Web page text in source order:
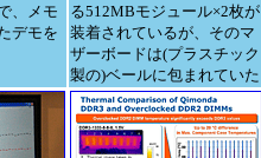
、メモ
デモを
る512MBモジュール×2枚が
装着されているが、そのマ
ザーボードは(プラスチック
製の)ベールに包まれていた